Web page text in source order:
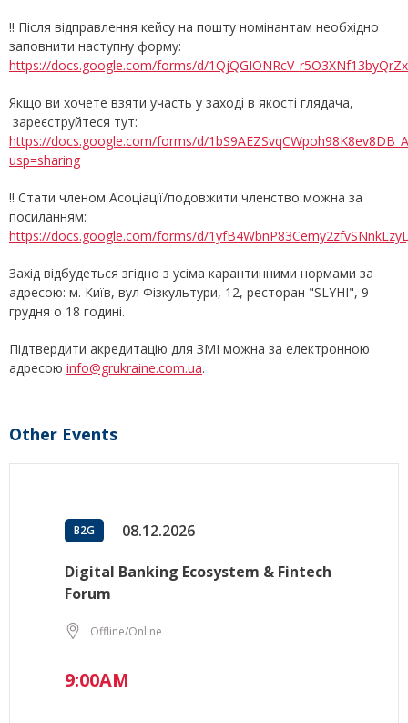
!! Після відправлення кейсу на пошту номінантам необхідно
заповнити наступну форму:
https://docs.google.com/forms/d/
Якщо ви хочете взяти участь у заході в якості глядача,
зареєструйтеся тут:
https://docs.google.com/forms/d/
usp=sharing
!! Стати членом Асоціації/подовжити членство можна за
посиланням:
https://docs.google.com/forms/d/
Захід відбудеться згідно з усіма карантинними нормами за
адресою: м. Київ, вул Фізкультури, 12, ресторан "SLYHI", 9
грудня о 18 годині.
Підтвердити акредитацію для ЗМІ можна за електронною
адресою info@grukraine.com.ua.
Other Events
B2G 08.12.2026
Digital Banking Ecosystem & Fintech
Forum
Offline/Online
9:00AM